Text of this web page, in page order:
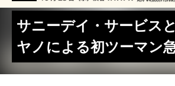
サニーデイ・サービス
ヤノによる初ツーマン